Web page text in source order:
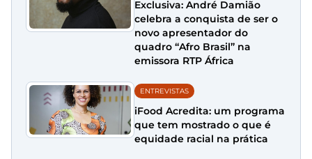
Exclusiva: André Damião
celebra a conquista de ser o
novo apresentador do
quadro “Afro Brasil” na
emissora RTP África
ENTREVISTAS
iFood Acredita: um programa
que tem mostrado o que é
equidade racial na prática